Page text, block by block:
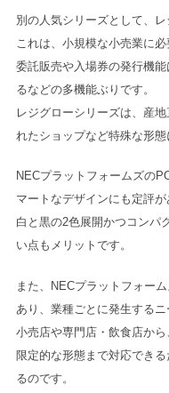
別の人気シリーズとして、
これは、小規模な小売業に
委託販売や入場券の発行機
るなどの多機能ぶりです。
レジグローシリーズは、産
れたショップなど特殊な形態
NECプラットフォームズの
マートなデザインにも定評が
白と黒の2色展開かつコンパ
い点もメリットです。
また、NECプラットフォー
あり、業種ごとに発生する
小売店や専門店・飲食店か
限定的な形態まで対応でき
るのです。